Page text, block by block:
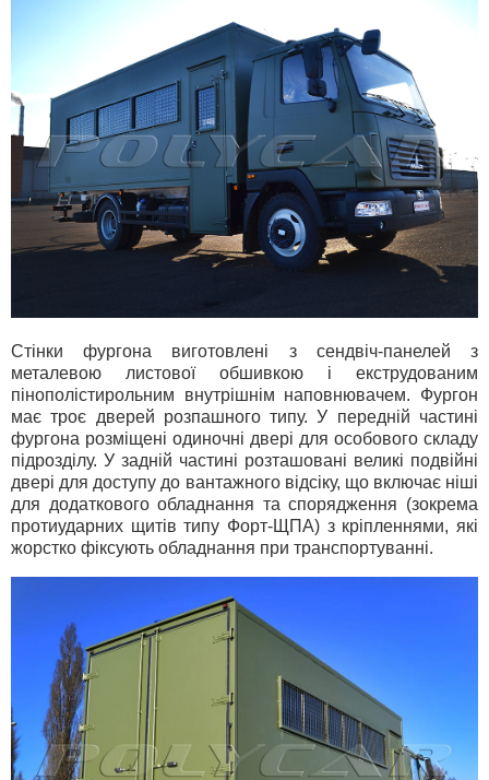
Стінки фургона виготовлені з сендвіч-панелей з
металевою листової обшивкою і екструдованим
пінополістирольним внутрішнім наповнювачем. Фургон
має троє дверей розпашного типу. У передній частині
фургона розміщені одиночні двері для особового складу
підрозділу. У задній частині розташовані великі подвійні
двері для доступу до вантажного відсіку, що включає ніші
для додаткового обладнання та спорядження (зокрема
протиударних щитів типу Форт-ЩПА) з кріпленнями, які
жорстко фіксують обладнання при транспортуванні.